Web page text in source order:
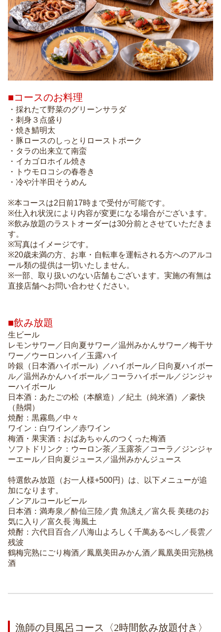
■コースのお料理
・採れたて野菜のグリーンサラダ
・刺身３点盛り
・焼き鯖明太
・豚ロースのしっとりローストポーク
・タラの出来立て南蛮
・イカゴロホイル焼き
・トウモロコシの春巻き
・冷や汁半田そうめん
※本コースは2日前17時まで受付が可能です。
※仕入れ状況により内容が変更になる場合がございます。
※飲み放題のラストオーダーは30分前とさせていただきま
す。
※写真はイメージです。
※20歳未満の方、お車・自転車を運転される方へのアルコ
ール類の提供は一切いたしません。
※一部、取り扱いのない店舗もございます。実施の有無は
直接店舗へお問い合わせください。
■飲み放題
生ビール
レモンサワー／日向夏サワー／温州みかんサワー／梅干サ
ワー／ウーロンハイ／玉露ハイ
吟銀（日本酒ハイボール）／ハイボール／日向夏ハイボー
ル／温州みかんハイボール／コーラハイボール／ジンジャ
ーハイボール
日本酒：あたごの松（本醸造）／紀土（純米酒）／豪快
（熱燗）
焼酎：黒霧島／中々
ワイン：白ワイン／赤ワイン
梅酒・果実酒：おばあちゃんのつくった梅酒
ソフトドリンク：ウーロン茶／玉露茶／コーラ／ジンジャ
ーエール／日向夏ジュース／温州みかんジュース
特選飲み放題（お一人様+500円）は、以下メニューが追
加になります。
ノンアルコールビール
日本酒：満寿泉／酔仙三陸／貴 魚誂え／富久長 美穂のお
気に入り／富久長 海風土
焼酎：六代目百合／八海山よろしく千萬あるべし／長雲／
残波
鶴梅完熟にごり梅酒／鳳凰美田みかん酒／鳳凰美田完熟桃
酒
漁師の貝風呂コース〈2時間飲み放題付き〉